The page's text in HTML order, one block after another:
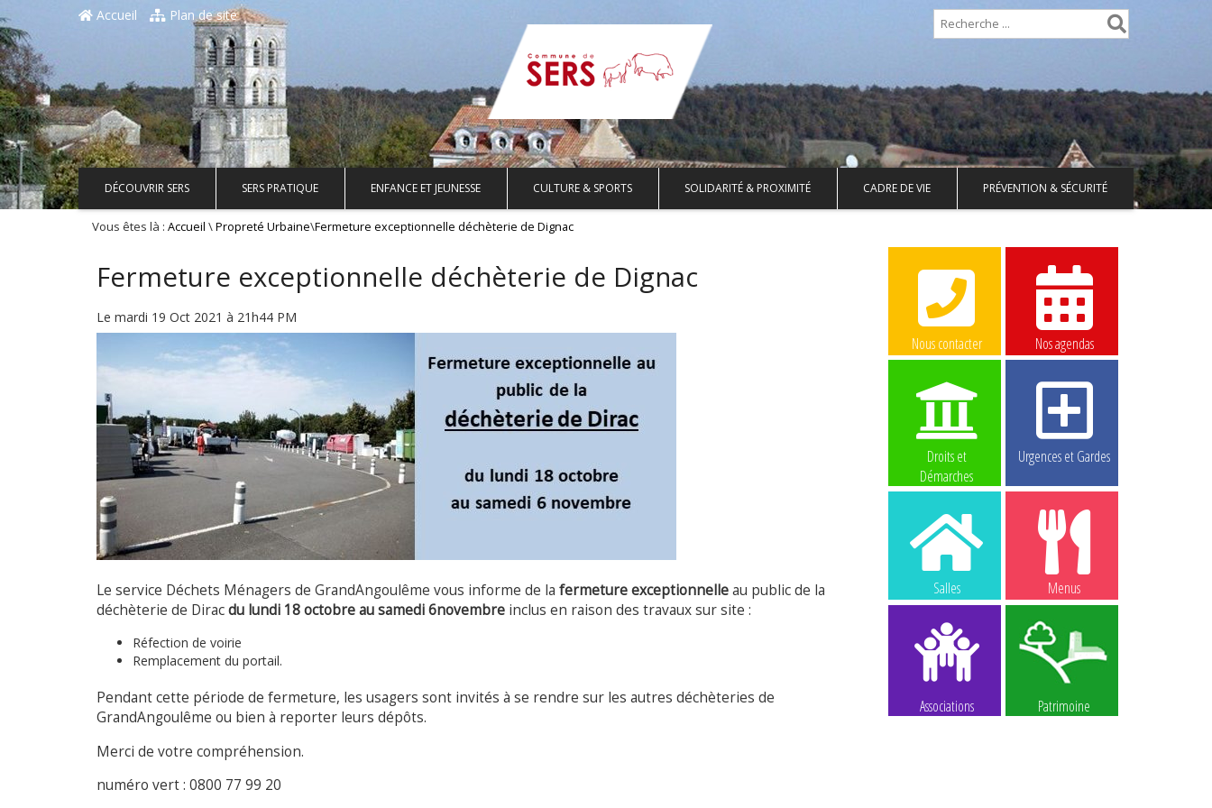
Accueil Plan de site
DÉCOUVRIR SERS SERS PRATIQUE ENFANCE ET JEUNESSE CULTURE & SPORTS SOLIDARITÉ & PROXIMITÉ CADRE DE VIE PRÉVENTION & SÉCURITÉ
Vous êtes là : Accueil \Propreté Urbaine\Fermeture exceptionnelle déchèterie de Dignac
Fermeture exceptionnelle déchèterie de Dignac
Le mardi 19 Oct 2021 à 21h44 PM
Le service Déchets Ménagers de GrandAngoulême vous informe de la fermeture exceptionnelleau public de la
déchèterie de Diracdu lundi 18 octobre au samedi 6novembre inclus en raison des travaux sur site :
Réfection de voirie
Remplacement du portail.
Pendant cette période de fermeture, les usagers sont invités à se rendre sur les autres déchèteries de
GrandAngoulême ou bien à reporter leurs dépôts.
Merci de votre compréhension.
numéro vert : 0800 77 99 20
Nous contacter Nos agendas
Droits et
Démarches
Urgences et Gardes
Salles Menus
Associations Patrimoine